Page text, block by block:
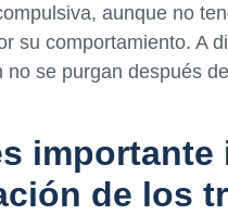
aunque no
su comportamiento. A
no se purgan después
de los